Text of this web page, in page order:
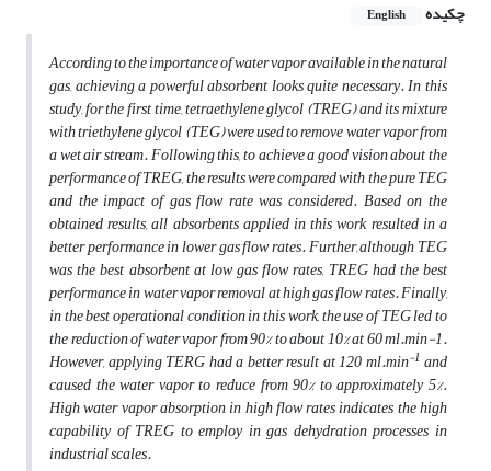
چکیده
English
According to the importance of water vapor available in the natural
gas, achieving a powerful absorbent looks quite necessary. In this
study, for the first time, tetraethylene glycol (TREG) and its mixture
with triethylene glycol (TEG) were used to remove water vapor from
a wet air stream. Following this, to achieve a good vision about the
performance of TREG, the results were compared with the pure TEG
and the impact of gas flow rate was considered. Based on the
obtained results, all absorbents applied in this work resulted in a
better performance in lower gas flow rates. Further, although TEG
was the best absorbent at low gas flow rates, TREG had the best
performance in water vapor removal at high gas flow rates. Finally,
in the best operational condition in this work, the use of TEG led to
the reduction of water vapor from 90% to about 10% at 60 ml.min-1.
However, applying TERG had a better result at 120 ml.min-1 and
caused the water vapor to reduce from 90% to approximately 5%.
High water vapor absorption in high flow rates indicates the high
capability of TREG to employ in gas dehydration processes in
industrial scales.